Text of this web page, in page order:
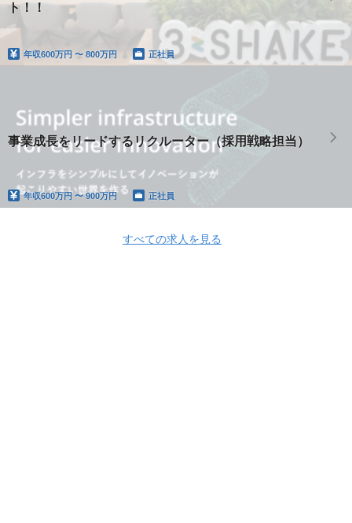
ト！！
年収600万円 〜 800万円 正社員
事業成長をリードするリクルーター（採用戦略担当）
年収600万円 〜 900万円 正社員
すべての求人を見る